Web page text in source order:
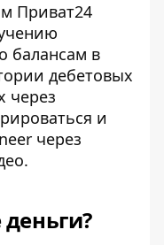
Приват24
балансам в
дебетовых
через
и
через